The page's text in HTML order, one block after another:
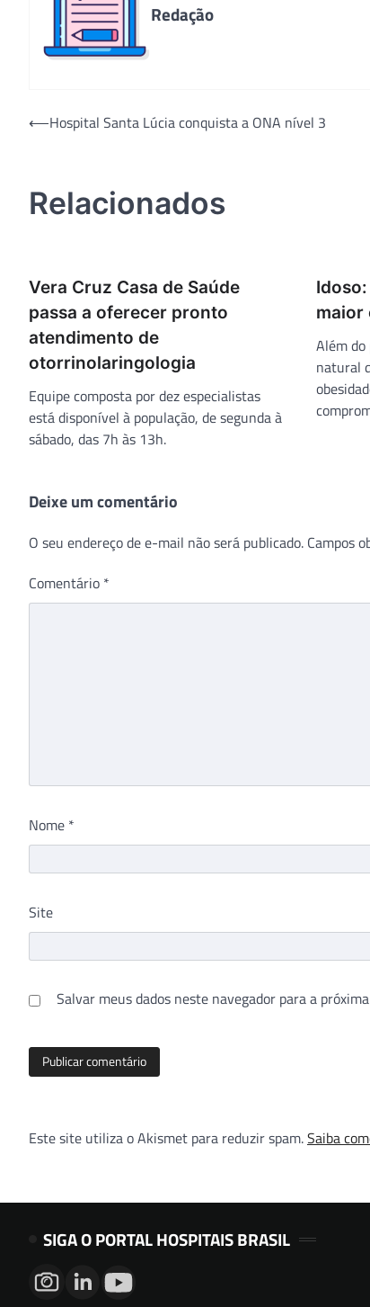
Redação
Navegação
⟵Hospital Santa Lúcia conquista a ONA nível 3
Relacionados
Vera Cruz Casa de Saúde
passa a oferecer pronto
atendimento de
otorrinolaringologia
Equipe composta por dez especialistas
está disponível à população, de segunda à
sábado, das 7h às 13h.
maior
Além
natural
Deixe um comentário
O seu endereço de e-mail não será publicado. Campos
Comentário *
Nome *
Site
Salvar meus dados neste navegador para a
Este site utiliza o Akismet para reduzir spam.Saiba
SIGA O PORTAL HOSPITAIS BRASIL